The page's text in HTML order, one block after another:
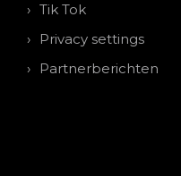
Tik Tok
Privacy settings
Partnerberichten